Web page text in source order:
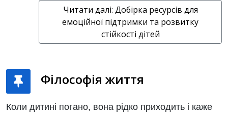
Читати далі: Добірка ресурсів для
емоційної підтримки та розвитку
стійкості дітей
Філософія життя
Коли дитині погано, вона рідко приходить і каже